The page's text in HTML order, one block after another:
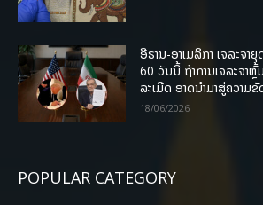
ອີຣານ-ອາເມລິກາ ເຈລະຈາ
60 ວັນນີ້ ຖ້າການເຈລະຈາ
ລະເມີດ ອາດນໍາມາສູ່ຄວາມ
18/06/2026
POPULAR CATEGORY